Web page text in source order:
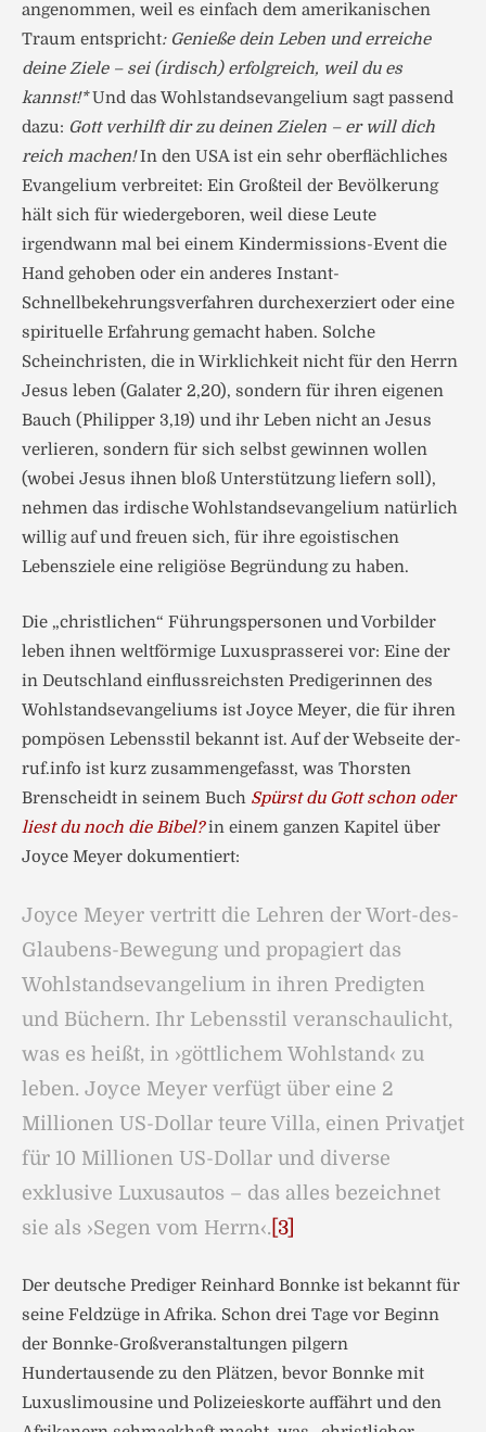
angenommen, weil es einfach dem amerikanischen
Traum entspricht: Genieße dein Leben und erreiche
deine Ziele – sei (irdisch) erfolgreich, weil du es
kannst!*Und das Wohlstandsevangelium sagt passend
dazu: Gott verhilft dir zu deinen Zielen – er will dich
reich machen!In den USA ist ein sehr oberflächliches
Evangelium verbreitet: Ein Großteil der Bevölkerung
hält sich für wiedergeboren, weil diese Leute
irgendwann mal bei einem Kindermissions-Event die
Hand gehoben oder ein anderes Instant-
Schnellbekehrungsverfahren durchexerziert oder eine
spirituelle Erfahrung gemacht haben. Solche
Scheinchristen, die in Wirklichkeit nicht für den Herrn
Jesus leben (Galater 2,20), sondern für ihren eigenen
Bauch (Philipper 3,19) und ihr Leben nicht an Jesus
verlieren, sondern für sich selbst gewinnen wollen
(wobei Jesus ihnen bloß Unterstützung liefern soll),
nehmen das irdische Wohlstandsevangelium natürlich
willig auf und freuen sich, für ihre egoistischen
Lebensziele eine religiöse Begründung zu haben.
Die „christlichen“ Führungspersonen und Vorbilder
leben ihnen weltförmige Luxusprasserei vor: Eine der
in Deutschland einflussreichsten Predigerinnen des
Wohlstandsevangeliums ist Joyce Meyer, die für ihren
pompösen Lebensstil bekannt ist. Auf der Webseite der-
ruf.info ist kurz zusammengefasst, was Thorsten
Brenscheidt in seinem Buch Spürst du Gott schon oder
liest du noch die Bibel? in einem ganzen Kapitel über
Joyce Meyer dokumentiert:
Joyce Meyer vertritt die Lehren der Wort-des-
Glaubens-Bewegung und propagiert das
Wohlstandsevangelium in ihren Predigten
und Büchern. Ihr Lebensstil veranschaulicht,
was es heißt, in ›göttlichem Wohlstand‹ zu
leben. Joyce Meyer verfügt über eine 2
Millionen US-Dollar teure Villa, einen Privatjet
für 10 Millionen US-Dollar und diverse
exklusive Luxusautos – das alles bezeichnet
sie als ›Segen vom Herrn‹. [3]
Der deutsche Prediger Reinhard Bonnke ist bekannt für
seine Feldzüge in Afrika. Schon drei Tage vor Beginn
der Bonnke-Großveranstaltungen pilgern
Hundertausende zu den Plätzen, bevor Bonnke mit
Luxuslimousine und Polizeieskorte auffährt und den